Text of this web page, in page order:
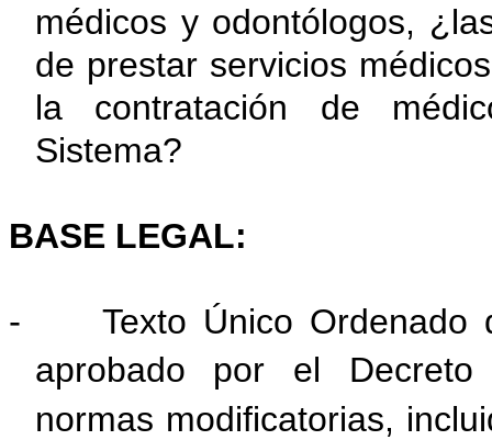
médicos y odontólogos,
de prestar servicios
la contratación de
Sistema?
BASE LEGAL:
-Texto Único
aprobado por el Decreto
normas modificatorias,